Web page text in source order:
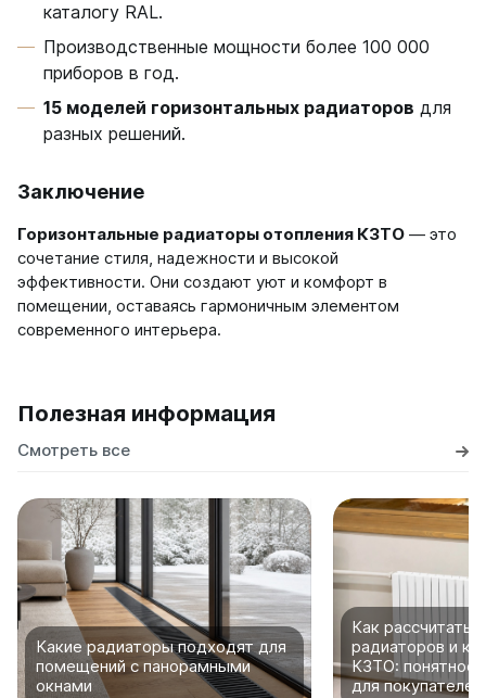
каталогу RAL.
Производственные мощности более 100 000
приборов в год.
15 моделей горизонтальных радиаторов для
разных решений.
Заключение
Горизонтальные радиаторы отопления КЗТО — это
сочетание стиля, надежности и высокой
эффективности. Они создают уют и комфорт в
помещении, оставаясь гармоничным элементом
современного интерьера.
Полезная информация
Смотреть все
Какие радиаторы подходят для
помещений с панорамными
окнами
Как рассчитать
радиаторов и
КЗТО: понятное
для покупателей